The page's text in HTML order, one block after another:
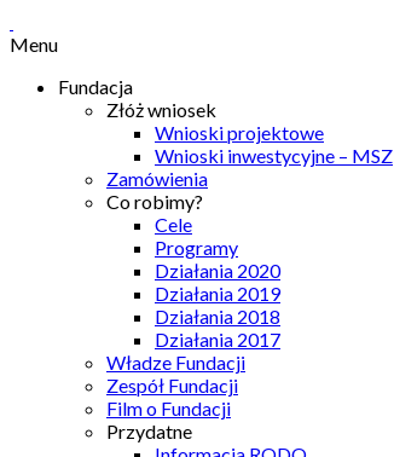
Menu
Fundacja
Złóż wniosek
Wnioski projektowe
Wnioski inwestycyjne – MSZ
Zamówienia
Co robimy?
Cele
Programy
Działania 2020
Działania 2019
Działania 2018
Działania 2017
Władze Fundacji
Zespół Fundacji
Film o Fundacji
Przydatne